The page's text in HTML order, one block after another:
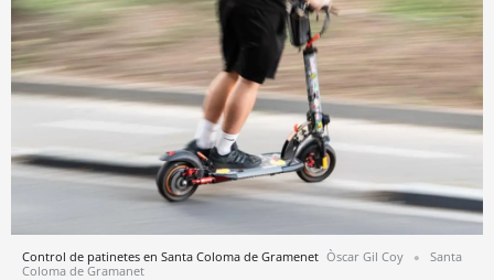
Control de patinetes en Santa Coloma de Gramenet Òscar Gil Coy
Santa
Coloma de Gramanet